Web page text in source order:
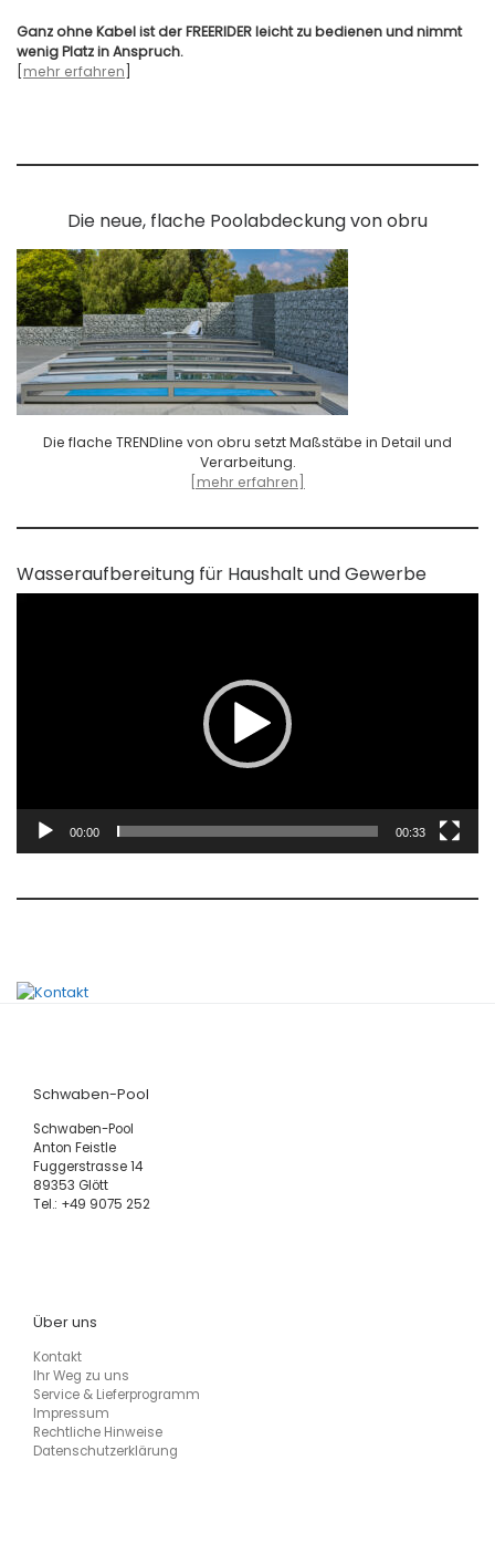
Ganz ohne Kabel ist der FREERIDER leicht zu bedienen und nimmt
wenig Platz in Anspruch.
mehr erfahren
Die neue, flache Poolabdeckung von obru
Die flache TRENDline von obru setzt Maßstäbe in Detail und
Verarbeitung.
[mehr erfahren]
Wasseraufbereitung für Haushalt und Gewerbe
00:00 00:33
Schwaben-Pool
Schwaben-Pool
Anton Feistle
Fuggerstrasse 14
89353 Glött
Tel.: +49 9075 252
Über uns
Kontakt
Ihr Weg zu uns
Service & Lieferprogramm
Impressum
Rechtliche Hinweise
Datenschutzerklärung